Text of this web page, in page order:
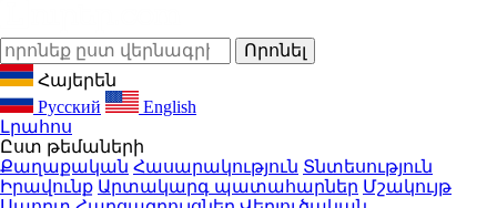
Հայերեն
Русский
English
Լրահոս
Ըստ թեմաների
Քաղաքական Հասարակություն Տնտեսություն
Իրավունք Արտակարգ պատահարներ Մշակույթ